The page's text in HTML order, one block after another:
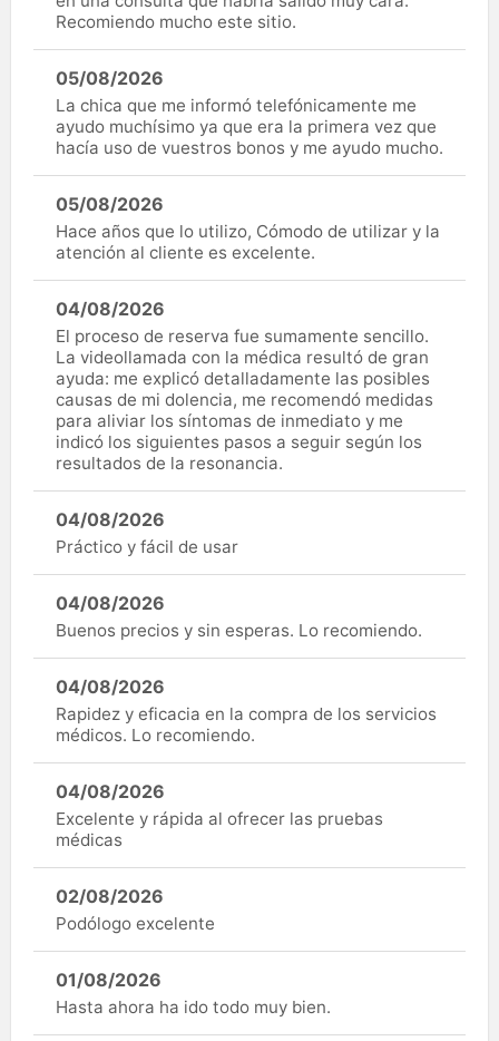
Recomiendo mucho este sitio.
05/08/2026
La chica que me informó telefónicamente me
ayudo muchísimo ya que era la primera vez que
hacía uso de vuestros bonos y me ayudo mucho.
05/08/2026
Hace años que lo utilizo, Cómodo de utilizar y la
atención al cliente es excelente.
04/08/2026
El proceso de reserva fue sumamente sencillo.
La videollamada con la médica resultó de gran
ayuda: me explicó detalladamente las posibles
causas de mi dolencia, me recomendó medidas
para aliviar los síntomas de inmediato y me
indicó los siguientes pasos a seguir según los
resultados de la resonancia.
04/08/2026
Práctico y fácil de usar
04/08/2026
Buenos precios y sin esperas. Lo recomiendo.
04/08/2026
Rapidez y eficacia en la compra de los servicios
médicos. Lo recomiendo.
04/08/2026
Excelente y rápida al ofrecer las pruebas
médicas
02/08/2026
Podólogo excelente
01/08/2026
Hasta ahora ha ido todo muy bien.